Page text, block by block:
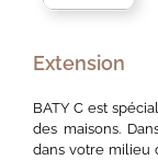
Extension
BATY C est
des maisons.
dans votre milieu